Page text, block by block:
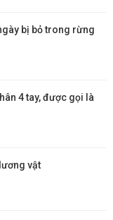
bị bỏ trong rừng
4 tay, được gọi là
vật